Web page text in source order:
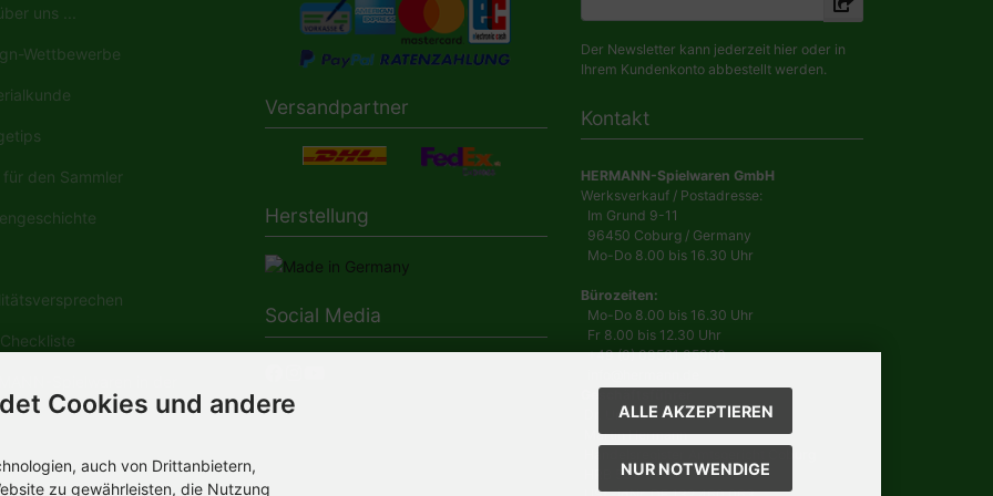
uns ...
Wettbewerbe
den Sammler
Versandpartner
Herstellung
Social Media
Der Newsletter kann jederzeit hier oder in
Ihrem Kundenkonto abbestellt werden.
Kontakt
HERMANN-Spielwaren GmbH
Werksverkauf / Postadresse:
Im Grund 9-11
96450 Coburg / Germany
Mo-Do 8.00 bis 16.30 Uhr
Bürozeiten:
Mo-Do 8.00 bis 16.30 Uhr
Fr 8.00 bis 12.30 Uhr
+49 (0) 09561 85900
Geschäftsführer
Dr. Ursula Hermann,
Martin Hermann
HRB 561
Cookies und andere
auch von Drittanbietern,
zu gewährleisten, die Nutzung
ALLE AKZEPTIEREN
NUR NOTWENDIGE